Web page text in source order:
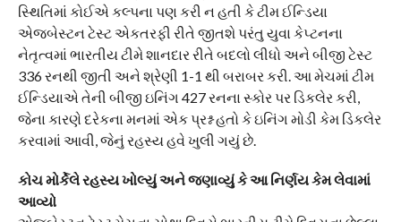
સ્થિતિમાં કોઈએ કલ્પના પણ કરી ન હતી કે ટીમ ઈન્ડિયા
એજબેસ્ટન ટેસ્ટ એકતરફી રીતે જીતશે પરંતુ યુવા કેપ્ટનના
નેતૃત્વમાં ભારતીય ટીમે શાનદાર રીતે બદલો લીધો અને બીજી ટેસ્ટ
336 રનથી જીતી અને શ્રેણી 1-1 થી બરાબર કરી. આ મેચમાં ટીમ
ઈન્ડિયાએ તેની બીજી ઇનિંગ 427 રનના સ્કોર પર ડિકલેર કરી,
જેના કારણે દરેકના મનમાં એક પ્રશ્ન હતો કે ઇનિંગ મોડી કેમ ડિકલેર
કરવામાં આવી, જેનું રહસ્ય હવે ખુલી ગયું છે.
કોચ મોર્કેલે રહસ્ય ખોલ્યું અને જણાવ્યું કે આ નિર્ણય કેમ લેવામાં
આવ્યો